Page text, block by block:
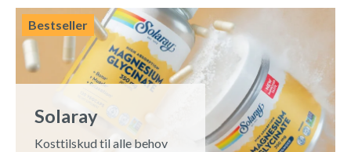
Bestseller
Solaray
Kosttilskud til alle behov